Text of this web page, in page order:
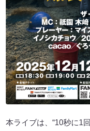
本ライブは、“10秒に1